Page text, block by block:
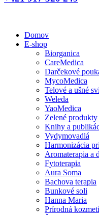
Domov
E-shop
Biorganica
CareMedica
Darčekové
MycoMedica
Telové a ušné
Weleda
YaoMedica
Zelené
Knihy a
Vydymovadlá
Harmonizácia
Aromaterapia a
Fytoterapia
Aura Soma
Bachova terapia
Bunkové soli
Hanna Maria
Prírodná